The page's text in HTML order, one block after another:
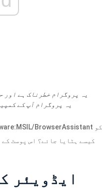
یہ پروگرام خطرناک ہے اور
یہ پروگرام آپ کے
ایڈویئر